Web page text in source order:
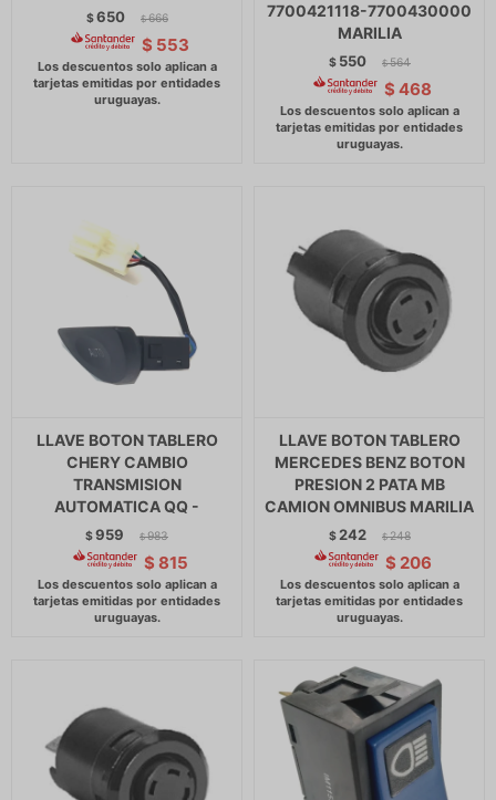
$650 $ 666
$ 553
7700421118-7700430000
MARILIA
$ 550 $ 564
$ 468
LLAVE BOTON TABLERO
CHERY CAMBIO
TRANSMISION
AUTOMATICA QQ -
$959 $ 983
$ 815
LLAVE BOTON TABLERO
MERCEDES BENZ BOTON
PRESION 2 PATA MB
CAMION OMNIBUS MARILIA
$ 242 $ 248
$ 206